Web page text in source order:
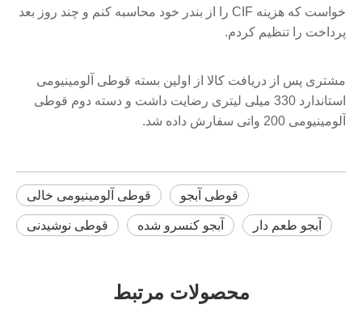
خواست که هزینه CIF را از بندر خود محاسبه کنم و چند روز بعد
پرداخت را تنظیم کردم.
مشتری پس از دریافت کالا از اولین بسته قوطی آلومینیومی
استاندارد 330 میلی لیتری رضایت داشت و دسته دوم قوطی
آلومینیومی 200 واتی سفارش داده شد.
قوطی آلومینیومی خالی قوطی آبجو
قوطی نوشیدنی آبجو کنسرو شده آبجو طعم دار
محصولات مرتبط